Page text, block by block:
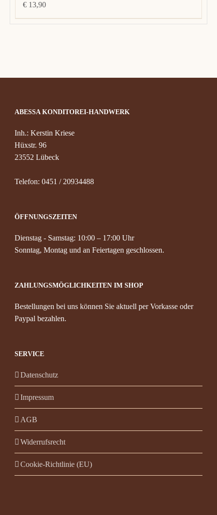
€ 13,90
ABESSA KONDITOREI-HANDWERK
Inh.: Kerstin Kriese
Hüxstr. 96
23552 Lübeck
Telefon: 0451 / 20934488
ÖFFNUNGSZEITEN
Dienstag - Samstag: 10:00 – 17:00 Uhr
Sonntag, Montag und an Feiertagen geschlossen.
ZAHLUNGSMÖGLICHKEITEN IM SHOP
Bestellungen bei uns können Sie aktuell per Vorkasse oder
Paypal bezahlen.
SERVICE
Datenschutz
Impressum
AGB
Widerrufsrecht
Cookie-Richtlinie (EU)